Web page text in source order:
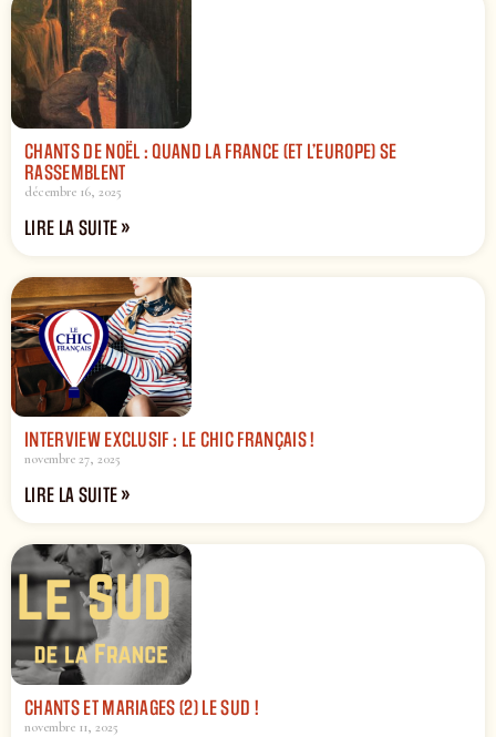
CHANTS DE NOËL : QUAND LA FRANCE (ET L’EUROPE) SE
RASSEMBLENT
décembre 16, 2025
LIRE LA SUITE »
INTERVIEW EXCLUSIF : LE CHIC FRANÇAIS !
novembre 27, 2025
LIRE LA SUITE »
CHANTS ET MARIAGES (2) LE SUD !
novembre 11, 2025